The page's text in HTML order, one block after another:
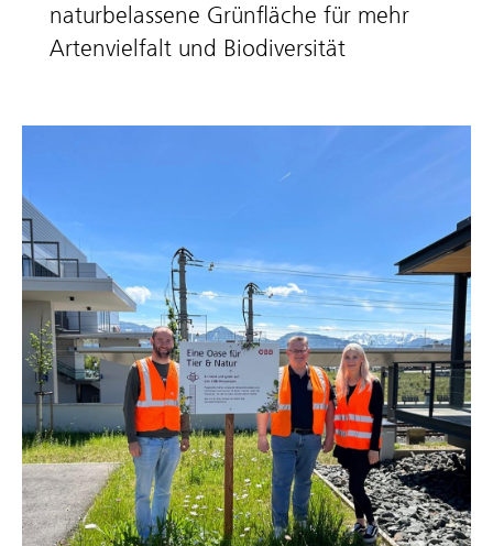
naturbelassene Grünfläche für mehr
Artenvielfalt und Biodiversität